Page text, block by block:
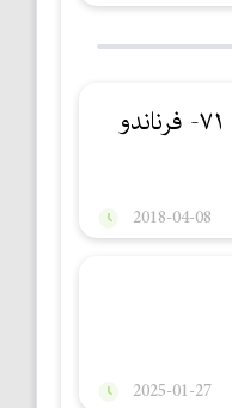
زنجیرەی بیانناسە ٧١- فرناندو
2018-04-08
2025-01-27